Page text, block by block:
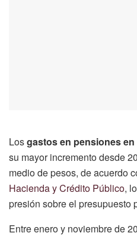
Losgastos en pensiones en
su mayor incremento desde
medio de pesos, de acuerdo
Hacienda y Crédito Público,
presión sobre el presupuesto
Entre enero y noviembre de